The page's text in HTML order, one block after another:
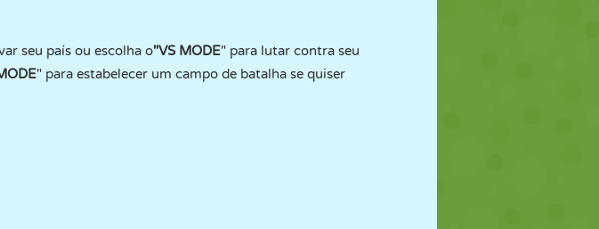
seu país ou escolha o"VS MODE" para lutar contra seu
" para estabelecer um campo de batalha se quiser